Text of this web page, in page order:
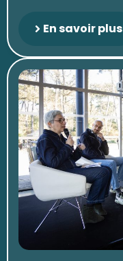
En savoir plus